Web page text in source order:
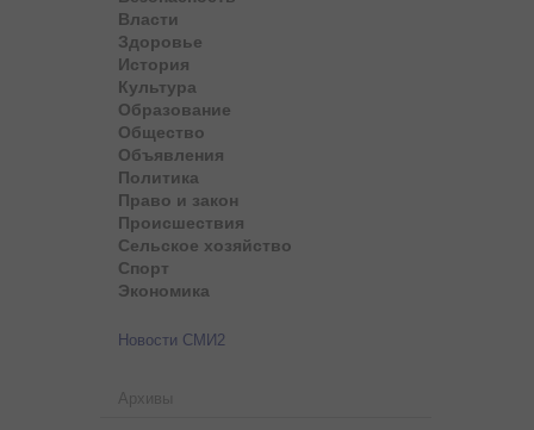
Власти
Здоровье
История
Культура
Образование
Общество
Объявления
Политика
Право и закон
Происшествия
Сельское хозяйство
Спорт
Экономика
Новости СМИ2
Архивы